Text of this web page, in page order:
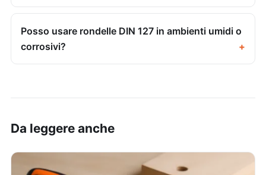
Posso usare rondelle DIN 127 in ambienti umidi o
corrosivi?
Da leggere anche